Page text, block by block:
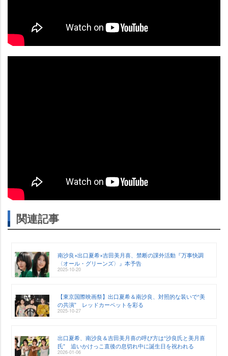
関連記事
南沙良×出口夏希×吉田美月喜、禁断の課外活動『万事快調
〈オール・グリーンズ〉』本予告
2025-10-20
【東京国際映画祭】出口夏希＆南沙良、対照的な装いで“美
の共演” レッドカーペットを彩る
2025-10-27
出口夏希、南沙良＆吉田美月喜の呼び方は“沙良氏と美月喜
氏” 追いかけっこ直後の息切れ中に誕生日を祝われる
2026-01-06